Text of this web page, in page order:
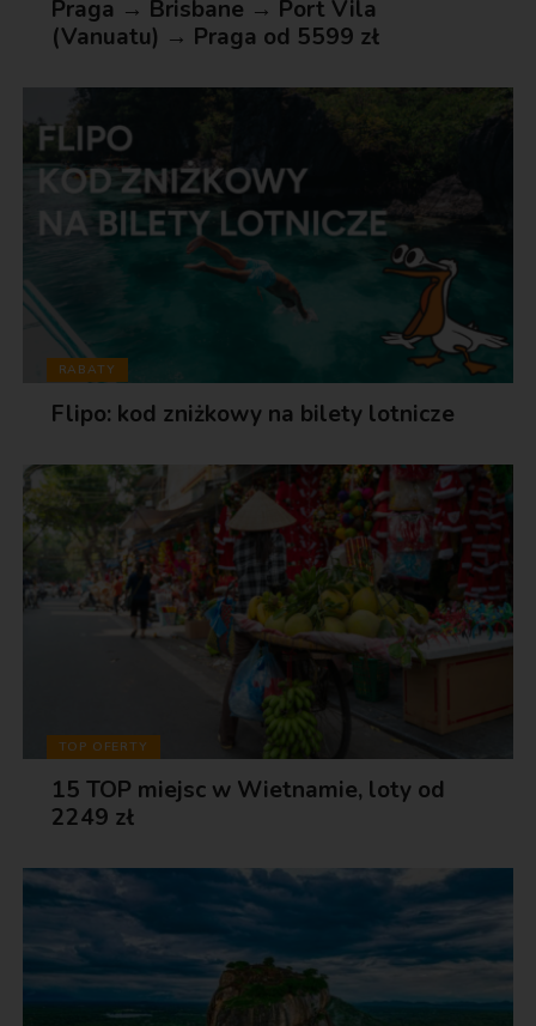
Praga → Brisbane → Port Vila
(Vanuatu) → Praga od 5599 zł
RABATY
Flipo: kod zniżkowy na bilety lotnicze
TOP OFERTY
15 TOP miejsc w Wietnamie, loty od
2249 zł